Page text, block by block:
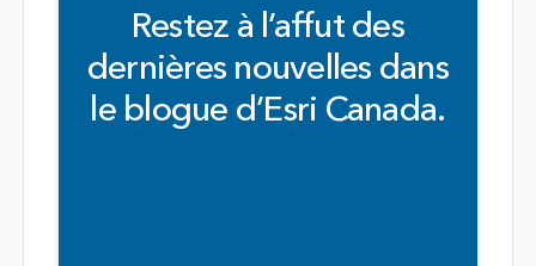
Restez à l’affut des
dernières nouvelles dans
le blogue d’Esri Canada.